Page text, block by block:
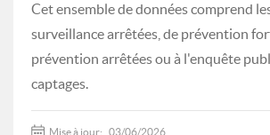
Cet ensemble de données comprend
surveillance arrêtées, de prévention
prévention arrêtées ou à l'enquête
captages.
Mise à jour: 03/06/2026